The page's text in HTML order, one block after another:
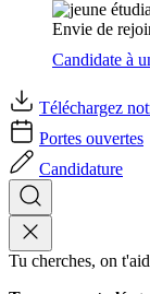
Envie de
Candidate à
Téléchargez
Portes ouvertes
Candidature
Tu cherches, on